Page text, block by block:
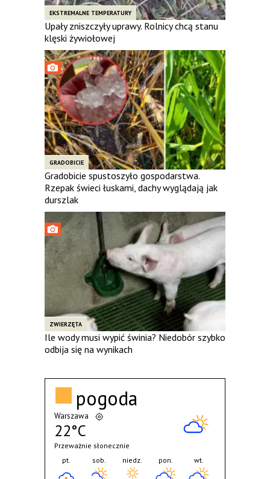
EKSTREMALNE TEMPERATURY
Upały zniszczyły uprawy. Rolnicy chcą stanu
klęski żywiołowej
GRADOBICIE
Gradobicie spustoszyło gospodarstwa.
Rzepak świeci łuskami, dachy wyglądają jak
durszlak
ZWIERZĘTA
Ile wody musi wypić świnia? Niedobór szybko
odbija się na wynikach
pogoda
Warszawa
22°C
Przeważnie słonecznie
pt.
sob. niedz. pon. wt.